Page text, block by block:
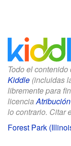
Todo el
Kiddle (incluidas
libremente para
licencia
lo contrario. Citar
Forest Park